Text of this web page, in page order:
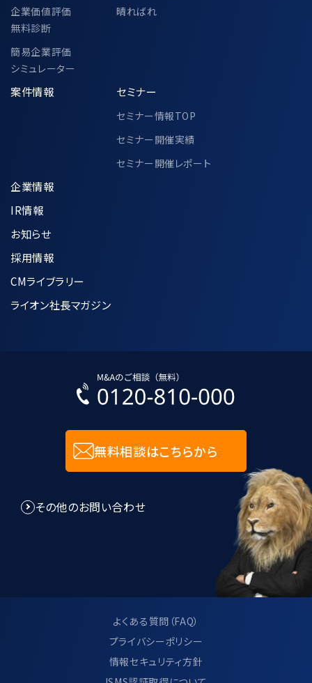
6-2.個人情報の共同利用②
中小企業庁、一般社団法人M&A支援機関
協会、その他各公的機関での個人情報の共
同利用に関して、別途以下ページにて定め
https://www.ma-cp.com/privacy-
policy/joint-use/
必要な範囲内で正確かつ最新の状態に
保つように努めます。
壊、改竄及び漏洩などを防止するために
入力された個人情報に関しては、SSL技
8.個人情報管理規程に関して
当社は、個人情報管理規程を制定し、個
人情報に関する法令及びその他の規範に
適合させ、これらを遵守いたします。
当社は、個人情報管理規程の見直し及び
改善を継続的に行います。
9.サイト利用について
企業価値評価
無料診断
簡易企業評価
シミュレーター
晴ればれ
案件情報 セミナー
セミナー情報TOP
セミナー開催実績
セミナー開催レポート
企業情報
IR情報
お知らせ
採用情報
CMライブラリー
ライオン社長マガジン
無料相談はこちらから
その他のお問い合わせ
よくある質問（FAQ）
プライバシーポリシー
情報セキュリティ方針